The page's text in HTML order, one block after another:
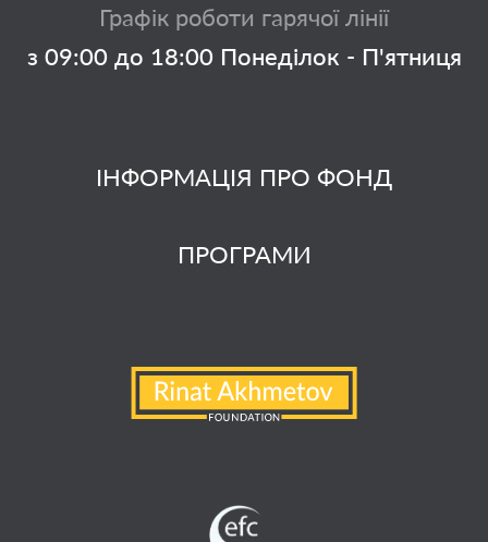
ІНФОРМАЦІЯ ПРО ФОНД
ПРОГРАМИ
Графік роботи гарячої лінії
з 09:00 до 18:00 Понеділок - П'ятниця